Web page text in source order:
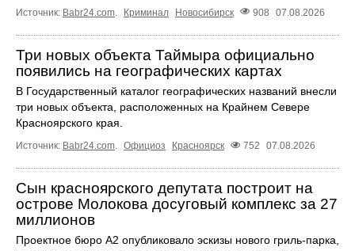
Источник: Babr24.com Криминал Новосибирск 908 07.08.2026
Три новых объекта Таймыра официально
появились на географических картах
В Государственный каталог географических названий внесли
три новых объекта, расположенных на Крайнем Севере
Красноярского края.
Источник: Babr24.com Официоз Красноярск 752 07.08.2026
Сын красноярского депутата построит на
острове Молокова досуговый комплекс за 27
миллионов
Проектное бюро А2 опубликовало эскизы нового гриль-парка,